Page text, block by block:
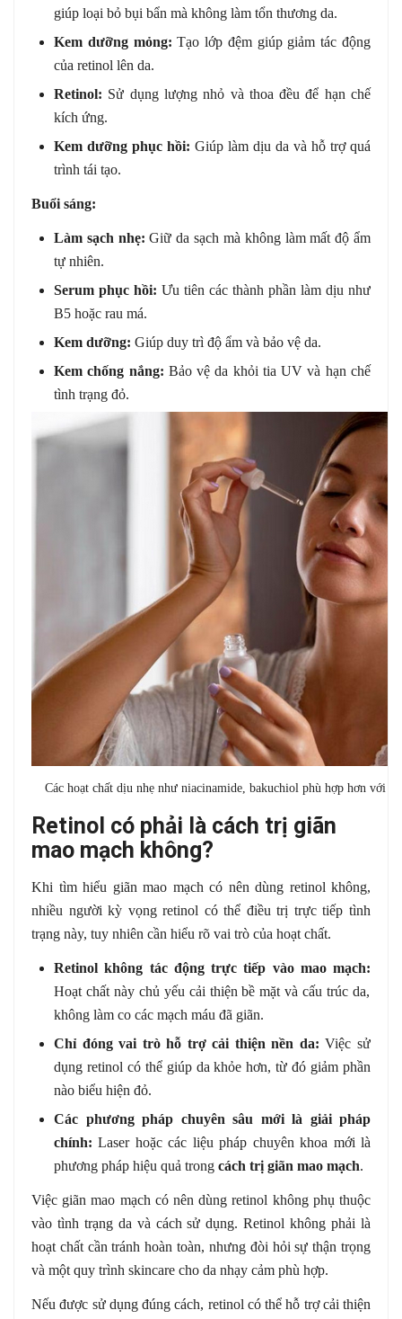
giúp loại bỏ bụi bẩn mà không làm tổn thương da.
Kem dưỡng mỏng: Tạo lớp đệm giúp giảm tác động
của retinol lên da.
Retinol: Sử dụng lượng nhỏ và thoa đều để hạn chế
kích ứng.
Kem dưỡng phục hồi: Giúp làm dịu da và hỗ trợ quá
trình tái tạo.
Buổi sáng:
Làm sạch nhẹ: Giữ da sạch mà không làm mất độ ẩm
tự nhiên.
Serum phục hồi: Ưu tiên các thành phần làm dịu như
B5 hoặc rau má.
Kem dưỡng: Giúp duy trì độ ẩm và bảo vệ da.
Kem chống nắng: Bảo vệ da khỏi tia UV và hạn chế
tình trạng đỏ.
Các hoạt chất dịu nhẹ như niacinamide, bakuchiol phù hợp hơn với
Retinol có phải là cách trị giãn
mao mạch không?
Khi tìm hiểu giãn mao mạch có nên dùng retinol không,
nhiều người kỳ vọng retinol có thể điều trị trực tiếp tình
trạng này, tuy nhiên cần hiểu rõ vai trò của hoạt chất.
Retinol không tác động trực tiếp vào mao mạch:
Hoạt chất này chủ yếu cải thiện bề mặt và cấu trúc da,
không làm co các mạch máu đã giãn.
Chỉ đóng vai trò hỗ trợ cải thiện nền da: Việc sử
dụng retinol có thể giúp da khỏe hơn, từ đó giảm phần
nào biểu hiện đỏ.
Các phương pháp chuyên sâu mới là giải pháp
chính: Laser hoặc các liệu pháp chuyên khoa mới là
phương pháp hiệu quả trong cách trị giãn mao mạch.
Việc giãn mao mạch có nên dùng retinol không phụ thuộc
vào tình trạng da và cách sử dụng. Retinol không phải là
hoạt chất cần tránh hoàn toàn, nhưng đòi hỏi sự thận trọng
và một quy trình skincare cho da nhạy cảm phù hợp.
Nếu được sử dụng đúng cách, retinol có thể hỗ trợ cải thiện